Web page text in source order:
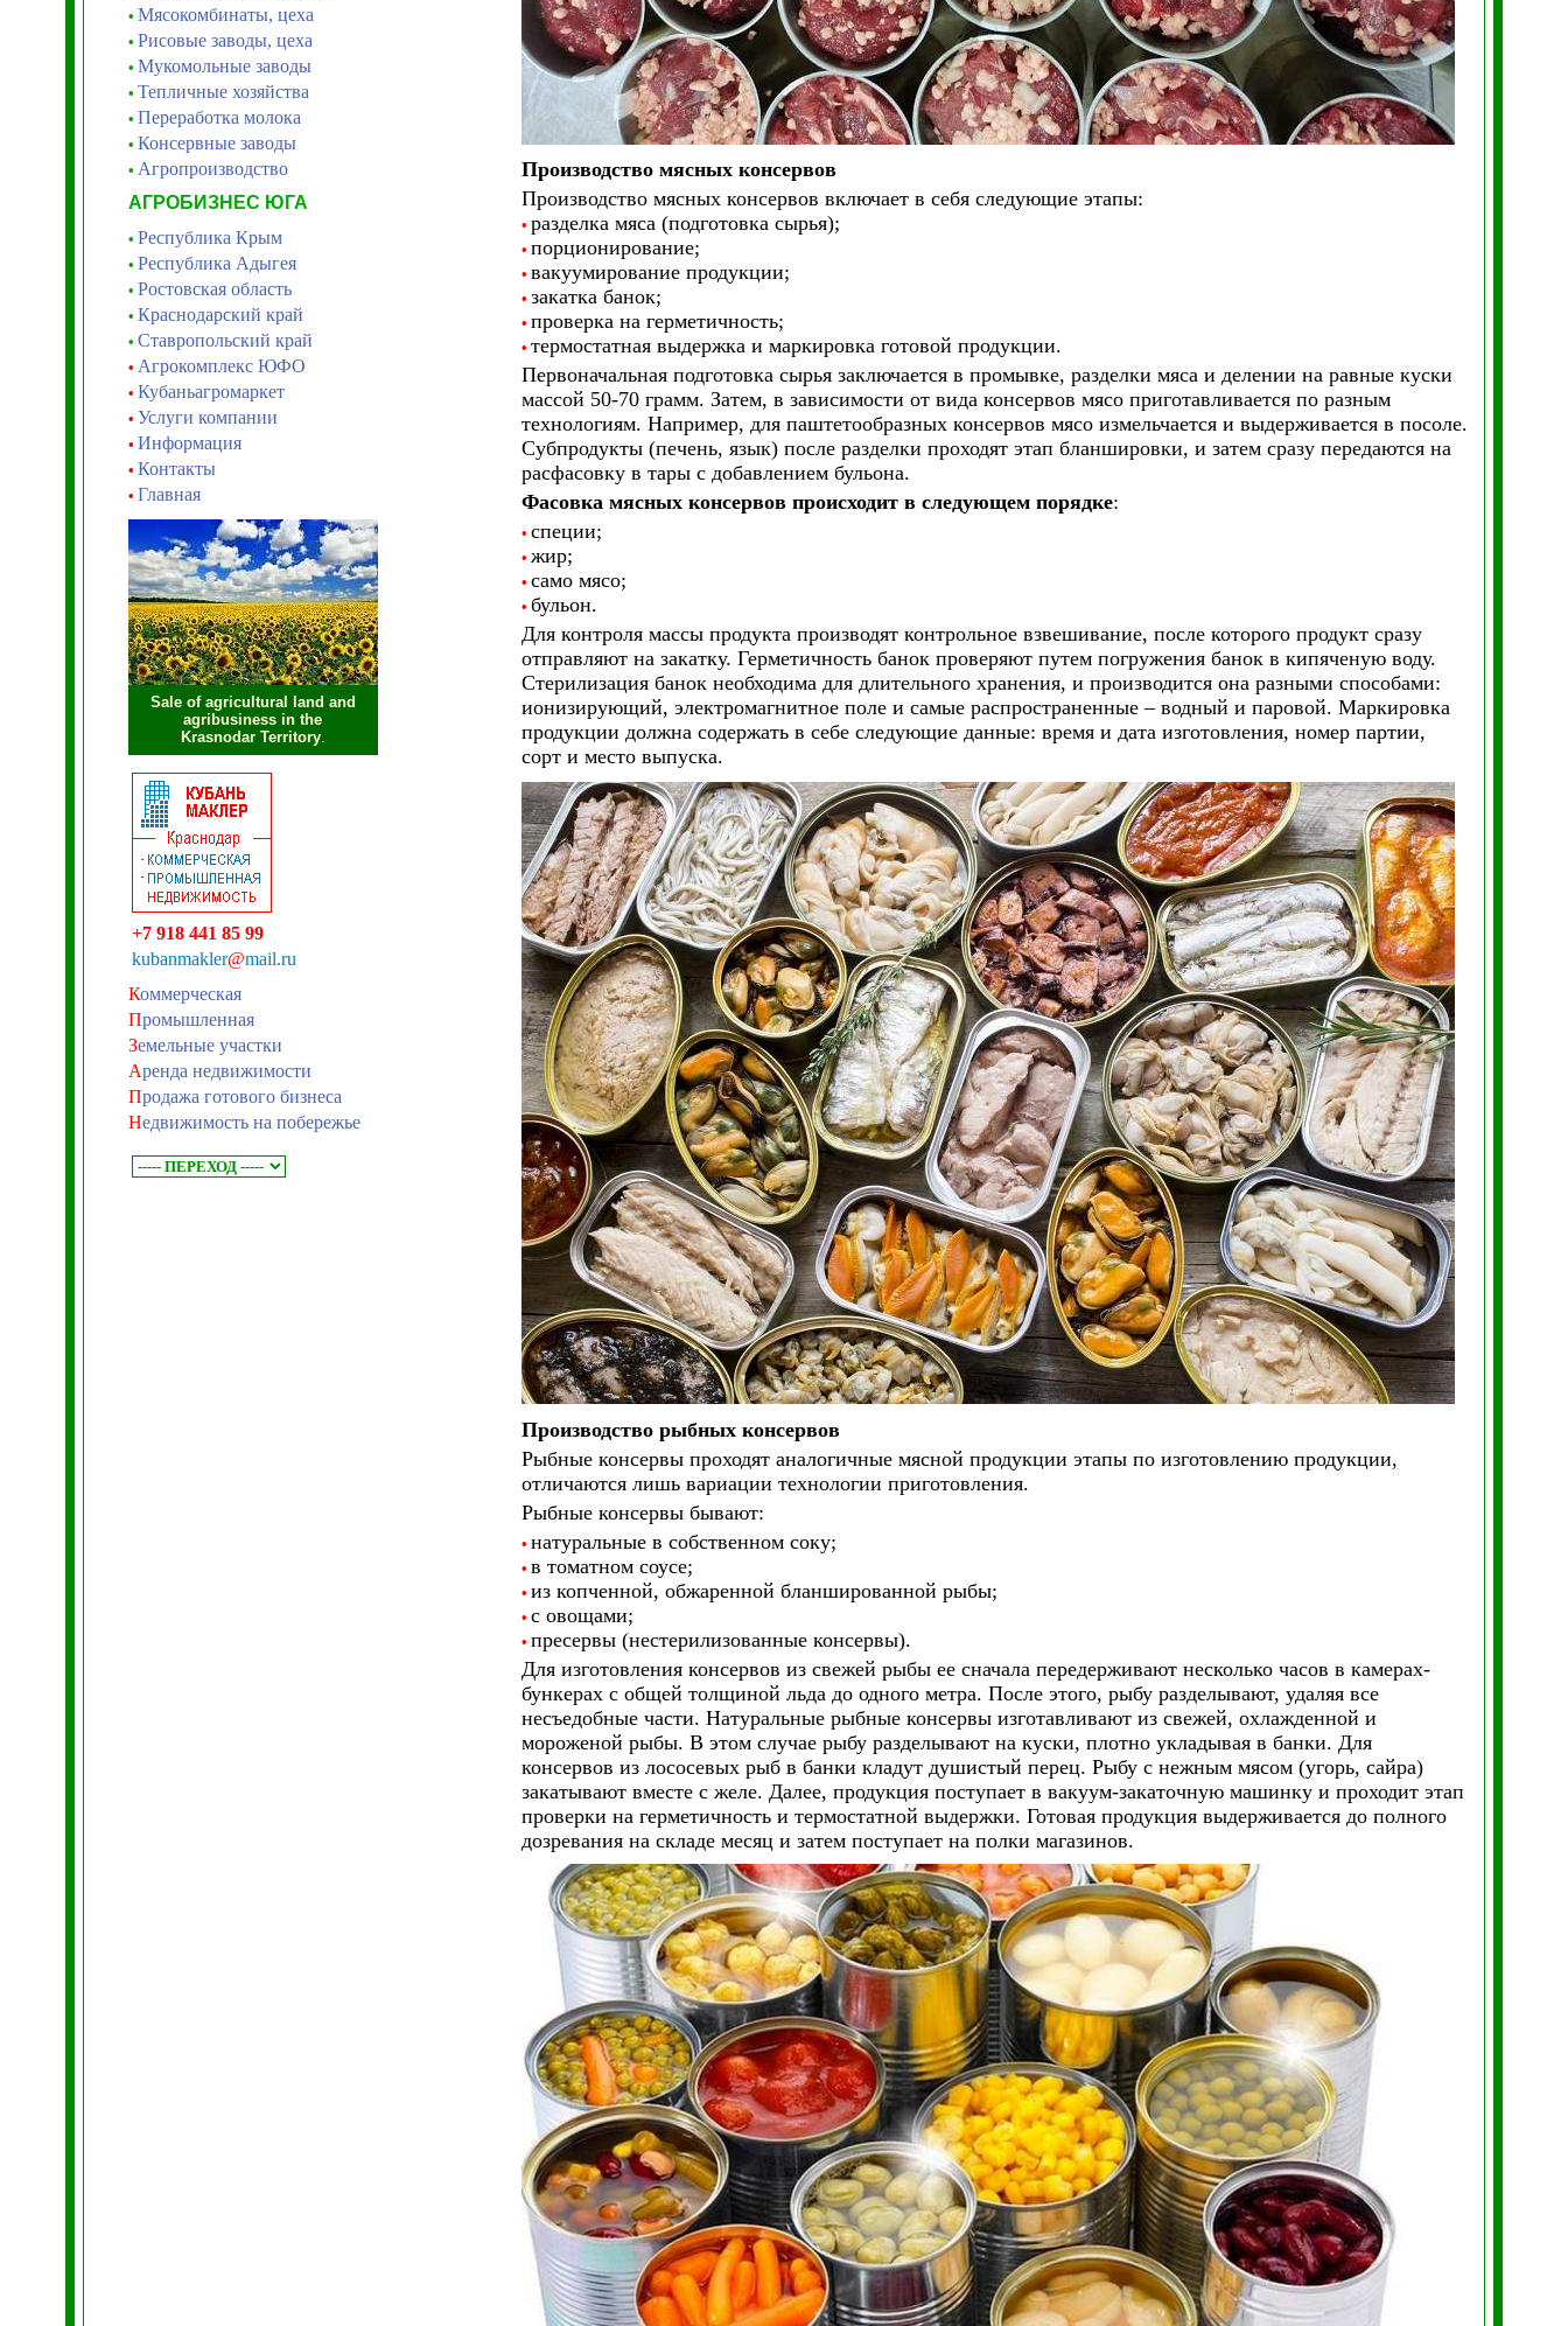
• Мясокомбинаты, цеха
• Рисовые заводы, цеха
• Мукомольные заводы
• Тепличные хозяйства
• Переработка молока
• Консервные заводы
• Агропроизводство
АГРОБИЗНЕС ЮГА
• Республика Крым
• Республика Адыгея
• Ростовская область
• Краснодарский край
• Ставропольский край
• Агрокомплекс ЮФО
• Кубаньагромаркет
• Услуги компании
• Информация
• Контакты
• Главная
Sale of agricultural land and
agribusiness in the
Krasnodar Territory.
+7 918 441 85 99
kubanmakler@mail.ru
Коммерческая
Промышленная
Земельные участки
Аренда недвижимости
Продажа готового бизнеса
Недвижимость на побережье
Производство мясных консервов
Производство мясных консервов включает в себя следующие этапы:
• разделка мяса (подготовка сырья);
• порционирование;
• вакуумирование продукции;
• закатка банок;
• проверка на герметичность;
• термостатная выдержка и маркировка готовой продукции.
Первоначальная подготовка сырья заключается в промывке, разделки мяса и делении на равные куски
массой 50-70 грамм. Затем, в зависимости от вида консервов мясо приготавливается по разным
технологиям. Например, для паштетообразных консервов мясо измельчается и выдерживается в посоле.
Субпродукты (печень, язык) после разделки проходят этап бланшировки, и затем сразу передаются на
расфасовку в тары с добавлением бульона.
Фасовка мясных консервов происходит в следующем порядке:
• специи;
• жир;
• само мясо;
• бульон.
Для контроля массы продукта производят контрольное взвешивание, после которого продукт сразу
отправляют на закатку. Герметичность банок проверяют путем погружения банок в кипяченую воду.
Стерилизация банок необходима для длительного хранения, и производится она разными способами:
ионизирующий, электромагнитное поле и самые распространенные – водный и паровой. Маркировка
продукции должна содержать в себе следующие данные: время и дата изготовления, номер партии,
сорт и место выпуска.
Производство рыбных консервов
Рыбные консервы проходят аналогичные мясной продукции этапы по изготовлению продукции,
отличаются лишь вариации технологии приготовления.
Рыбные консервы бывают:
• натуральные в собственном соку;
• в томатном соусе;
• из копченной, обжаренной бланшированной рыбы;
• с овощами;
• пресервы (нестерилизованные консервы).
Для изготовления консервов из свежей рыбы ее сначала передерживают несколько часов в камерах-
бункерах с общей толщиной льда до одного метра. После этого, рыбу разделывают, удаляя все
несъедобные части. Натуральные рыбные консервы изготавливают из свежей, охлажденной и
мороженой рыбы. В этом случае рыбу разделывают на куски, плотно укладывая в банки. Для
консервов из лососевых рыб в банки кладут душистый перец. Рыбу с нежным мясом (угорь, сайра)
закатывают вместе с желе. Далее, продукция поступает в вакуум-закаточную машинку и проходит этап
проверки на герметичность и термостатной выдержки. Готовая продукция выдерживается до полного
дозревания на складе месяц и затем поступает на полки магазинов.